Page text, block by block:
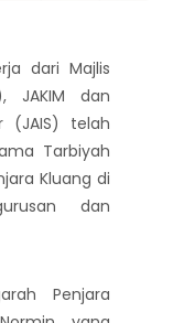
dari Majlis
JAKIM dan
(JAIS) telah
Tarbiyah
Kluang di
dan
Penjara